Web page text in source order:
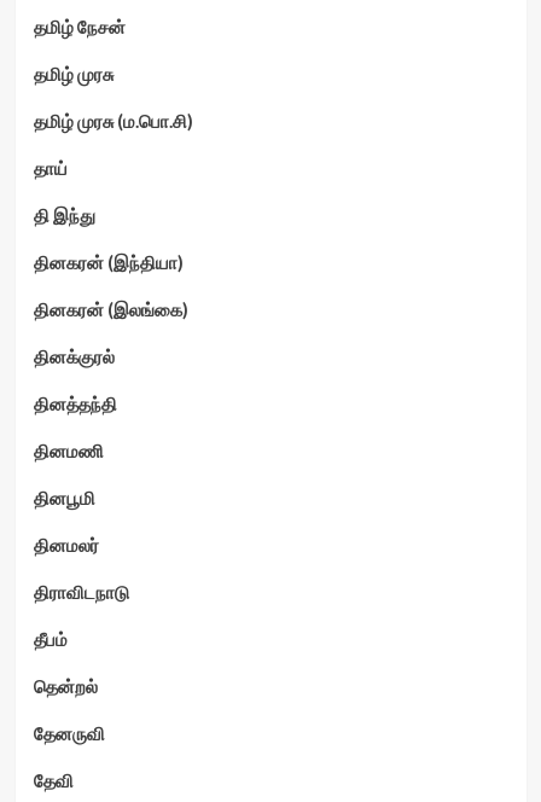
தமிழ் நேசன்
தமிழ் முரசு
தமிழ் முரசு (ம.பொ.சி)
தாய்
தி இந்து
தினகரன் (இந்தியா)
தினகரன் (இலங்கை)
தினக்குரல்
தினத்தந்தி
தினமணி
தினபூமி
தினமலர்
திராவிடநாடு
தீபம்
தென்றல்
தேனருவி
தேவி